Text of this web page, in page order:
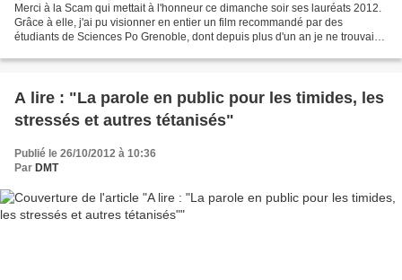
Merci à la Scam qui mettait à l'honneur ce dimanche soir ses lauréats 2012.
Grâce à elle, j'ai pu visionner en entier un film recommandé par des
étudiants de Sciences Po Grenoble, dont depuis plus d'un an je ne trouvais
A lire : "La parole en public pour les timides, les
stressés et autres tétanisés"
Publié le 26/10/2012 à 10:36
Par DMT